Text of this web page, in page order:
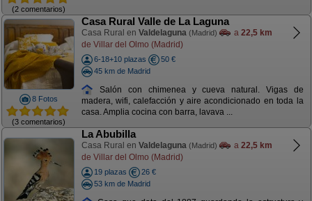
(2 comentarios)
8 Fotos
(3 comentarios)
Casa Rural Valle de La Laguna
Casa Rural en Valdelaguna (Madrid) a 22,5 km
de Villar del Olmo (Madrid)
6-18+10 plazas
50 €
45 km de Madrid
Salón con chimenea y cueva natural. Vigas de
madera, wifi, calefacción y aire acondicionado en toda la
casa. Amplia cocina con barra, lavava ...
La Abubilla
Casa Rural en Valdelaguna (Madrid) a 22,5 km
de Villar del Olmo (Madrid)
19 plazas
26 €
53 km de Madrid